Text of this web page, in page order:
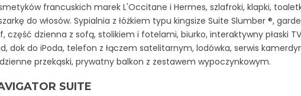
francuskich marek L'Occitane i Hermes, szlafroki, klapki,
do włosów. Sypialnia z łóżkiem typu kingsize Suite Slumber ®,
część dzienna z sofą, stolikiem i fotelami, biurko, interaktywny płaski
dok do iPoda, telefon z łączem satelitarnym, lodówka, serwis
przekąski, prywatny balkon z zestawem wypoczynkowym.
SUITE